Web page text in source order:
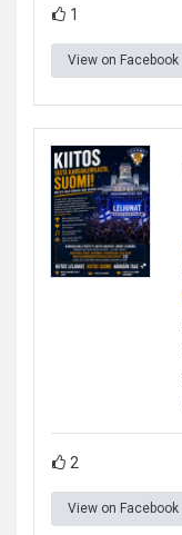
1
View on Facebook
2
View on Facebook